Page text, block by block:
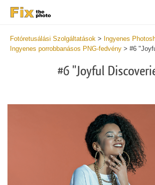
Fotóretusálási Szolgáltatások > Ingyenes
Ingyenes porrobbanásos PNG-fedvény > #6
#6 "Joyful